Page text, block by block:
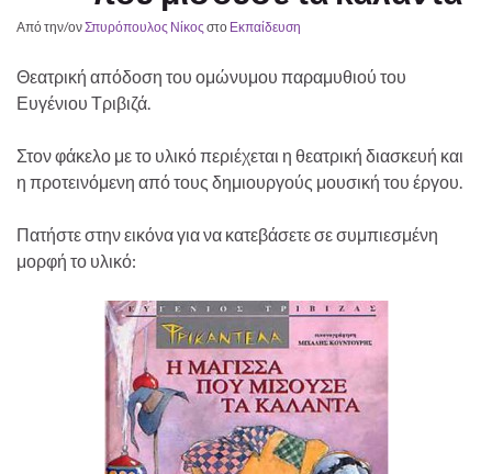
Από την/ονΣπυρόπουλος Νίκος στο Εκπαίδευση
Θεατρική απόδοση του ομώνυμου παραμυθιού του
Ευγένιου Τριβιζά.
Στον φάκελο με το υλικό περιέχεται η θεατρική διασκευή και
η προτεινόμενη από τους δημιουργούς μουσική του έργου.
Πατήστε στην εικόνα για να κατεβάσετε σε συμπιεσμένη
μορφή το υλικό: